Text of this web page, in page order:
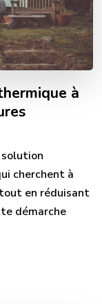
à
cherchent à
en réduisant
démarche